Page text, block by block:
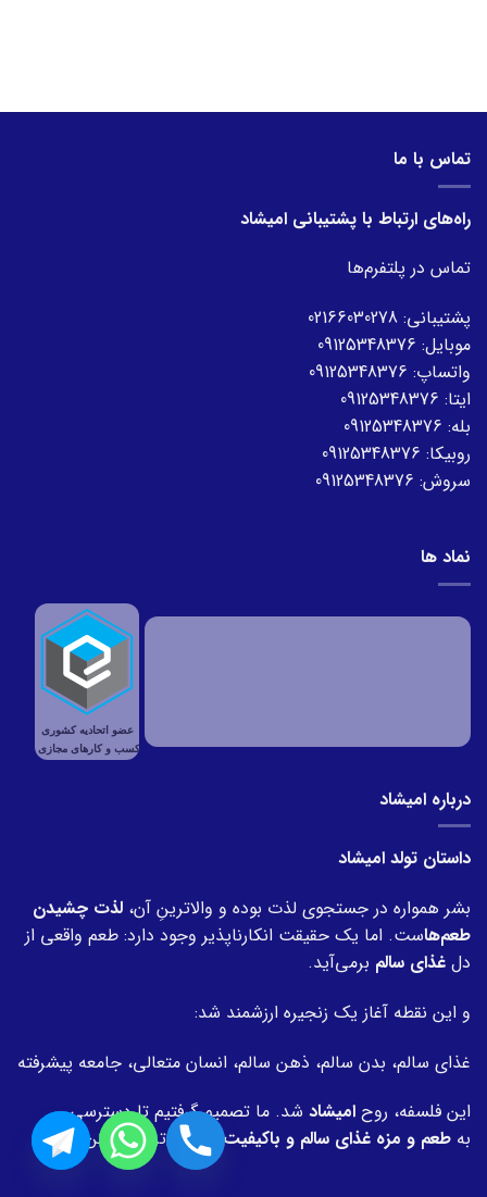
تماس با ما
راه‌های ارتباط با پشتیبانی امیشاد
تماس در پلتفرم‌ها
پشتیبانی: 02166030278
موبایل: 09125348376
واتساپ: 09125348376
ایتا: 09125348376
بله: 09125348376
روبیکا: 09125348376
سروش: 09125348376
نماد ها
درباره امیشاد
داستان تولد امیشاد
بشر همواره در جستجوی لذت بوده و والاترینِ آن، لذت چشیدن
طعم‌هاست. اما یک حقیقت انکارناپذیر وجود دارد: طعم واقعی از
دل غذای سالم برمی‌آید.
و این نقطه آغاز یک زنجیره ارزشمند شد:
غذای سالم، بدن سالم، ذهن سالم، انسان متعالی، جامعه پیشرفته
این فلسفه، روح امیشاد شد. ما تصمیم گرفتیم تا دسترسی
به طعم و مزه غذای سالم و باکیفیت را آسان‌تر و مطمئن‌تر کنیم.